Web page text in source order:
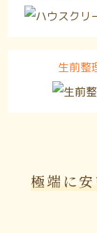
生前整
極端に